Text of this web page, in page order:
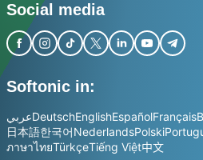
Social media
Softonic in:
عربيDeutschEnglishEspañolFrançais
日本語한국어NederlandsPolski
ภาษาไทยTürkçeTiếng Việt中文